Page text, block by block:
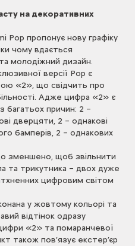
на декоративних
Pop пропонує нову графіку
чому вдається
молодіжний дизайн.
версії Pop є
«2», що свідчить про
Адже цифра «2» є
причин: 2 –
дверцяти, 2 – однакові
бамперів, 2 – однакових
зменшено, щоб звільнити
та трикутника – двох дуже
цифровим світом
у жовтому кольорі та
відтінок одразу
«2» та помаранчевої
також пов’язує екстер’єр